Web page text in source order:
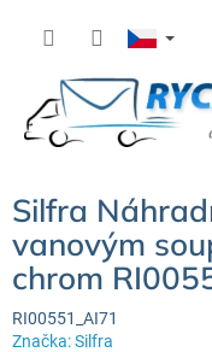
Silfra
vanovým
chrom
RI00551_AI71
Značka:Silfra